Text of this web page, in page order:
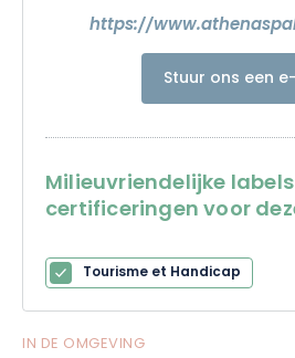
https://
Stuur ons een
Milieuvriendelijke
certificeringen voor
Tourisme et Handicap
IN DE OMGEVING